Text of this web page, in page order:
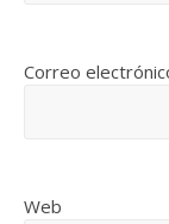
Correo
Web